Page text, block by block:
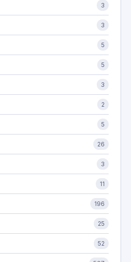
3
3
5
5
3
2
5
26
3
11
196
25
52